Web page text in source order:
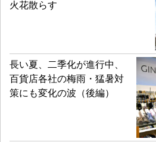
火花散らす
長い夏、二季化が進行中、
百貨店各社の梅雨・猛暑対
策にも変化の波（後編）